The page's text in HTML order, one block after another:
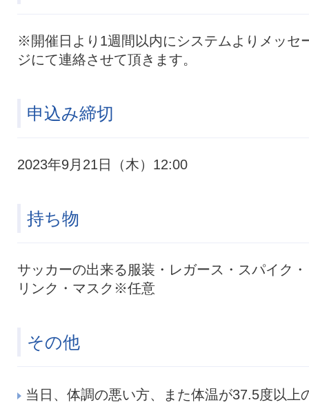
※開催日より1週間以内にシステムよりメッセ
ジにて連絡させて頂きます。
申込み締切
2023年9月21日（木）12:00
持ち物
サッカーの出来る服装・レガース・スパイク
リンク・マスク※任意
その他
当日、体調の悪い方、また体温が37.5度以上